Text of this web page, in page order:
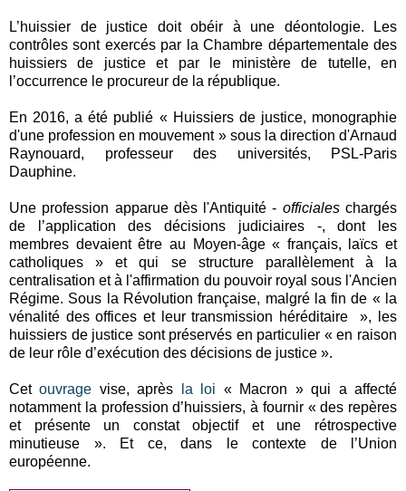
L’huissier de justice doit obéir à une déontologie. Les
contrôles sont exercés par la Chambre départementale des
huissiers de justice et par le ministère de tutelle, en
l’occurrence le procureur de la république.
En 2016, a été publié « Huissiers de justice, monographie
d'une profession en mouvement » sous la direction d'Arnaud
Raynouard, professeur des universités, PSL-Paris
Dauphine.
Une profession apparue dès l'Antiquité - officialeschargés
de l’application des décisions judiciaires -, dont les
membres devaient être au Moyen-âge « français, laïcs et
catholiques » et qui se structure parallèlement à la
centralisation et à l'affirmation du pouvoir royal sous l'Ancien
Régime. Sous la Révolution française, malgré la fin de « la
vénalité des offices et leur transmission héréditaire », les
huissiers de justice sont préservés en particulier « en raison
de leur rôle d’exécution des décisions de justice ».
Cetouvrage vise, après la loi « Macron » qui a affecté
notamment la profession d’huissiers, à fournir « des repères
et présente un constat objectif et une rétrospective
minutieuse ». Et ce, dans le contexte de l’Union
européenne.